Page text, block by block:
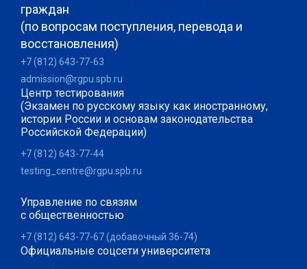
граждан
(по вопросам поступления, перевода и
восстановления)
+7 (812) 643-77-63
admission@rgpu.spb.ru
Центр тестирования
(Экзамен по русскому языку как иностранному,
истории России и основам законодательства
Российской Федерации)
+7 (812) 643-77-44
testing_centre@rgpu.spb.ru
Управление по связям
с общественностью
+7 (812) 643-77-67 (добавочный 36-74)
Официальные соцсети университета